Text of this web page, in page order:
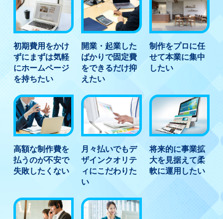
初期費用をかけ
ずにまずは気軽
にホームページ
を持ちたい
開業・起業した
ばかりで固定費
をできるだけ抑
えたい
制作をプロに任
せて本業に集中
したい
高額な制作費を
払うのが不安で
失敗したくない
月々払いでもデ
ザインクオリテ
ィにこだわりた
い
将来的に事業拡
大を見据えて柔
軟に運用したい